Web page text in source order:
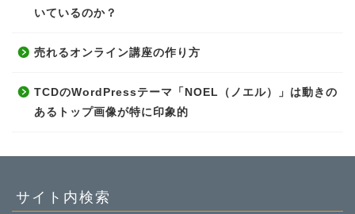
いているのか？
売れるオンライン講座の作り方
TCDのWordPressテーマ「NOEL（ノエル）」は動きの
あるトップ画像が特に印象的
サイト内検索